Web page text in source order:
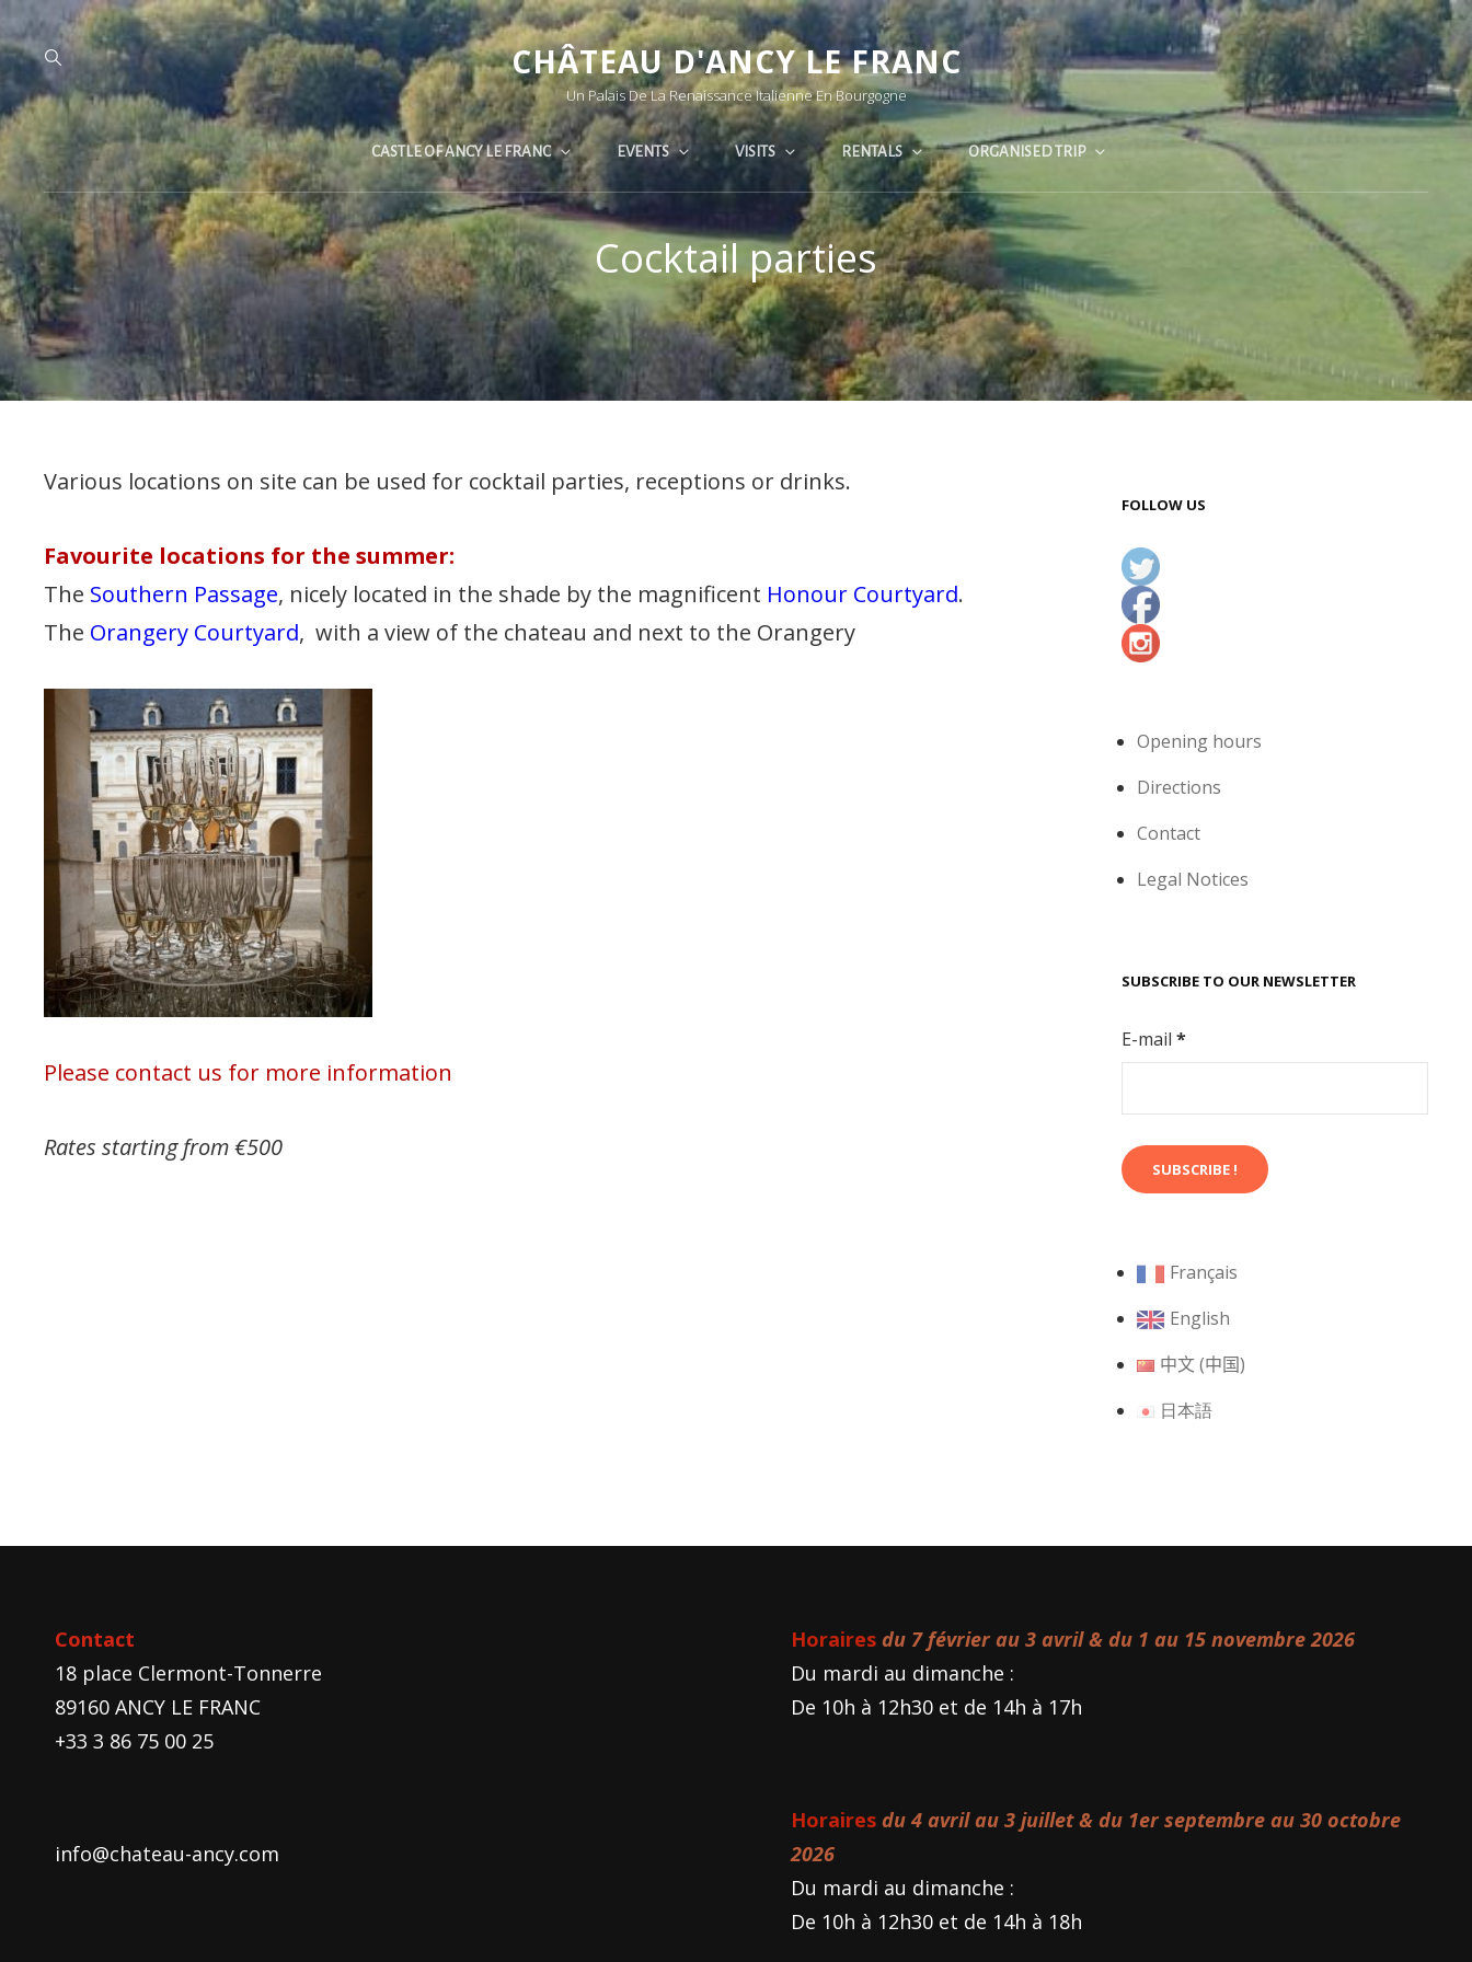
CHÂTEAU D'ANCY LE FRANC
Un Palais De La Renaissance Italienne En Bourgogne
CASTLE OF ANCY LE FRANC EVENTS VISITS RENTALS ORGANISED TRIP
Cocktail parties
Various locations on site can be used for cocktail parties, receptions or drinks.
Favourite locations for the summer:
The Southern Passage, nicely located in the shade by the magnificent Honour Courtyard.
The Orangery Courtyard, with a view of the chateau and next to the Orangery
Please contact us for more information
Rates starting from €500
FOLLOW US
Opening hours
Directions
Contact
Legal Notices
SUBSCRIBE TO OUR NEWSLETTER
E-mail *
Français
English
中文 (中国)
日本語
Contact
18 place Clermont-Tonnerre
89160 ANCY LE FRANC
+33 3 86 75 00 25
info@chateau-ancy.com
Horaires du 7 février au 3 avril & du 1 au 15 novembre 2026
Du mardi au dimanche :
De 10h à 12h30 et de 14h à 17h
Horaires du 4 avril au 3 juillet & du 1er septembre au 30 octobre
2026
Du mardi au dimanche :
De 10h à 12h30 et de 14h à 18h